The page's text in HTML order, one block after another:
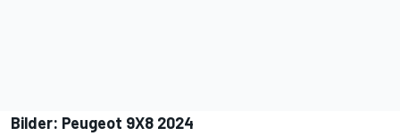
Bilder: Peugeot 9X8 2024